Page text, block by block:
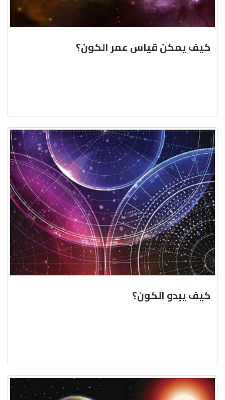
كيف يمكن قياس عمر الكون؟
كيف يبدو الكون؟